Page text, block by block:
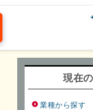
現在
業種から探す